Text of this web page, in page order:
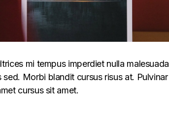
mi tempus imperdiet nulla malesuada
Morbi blandit cursus risus at. Pulvinar
cursus sit amet.